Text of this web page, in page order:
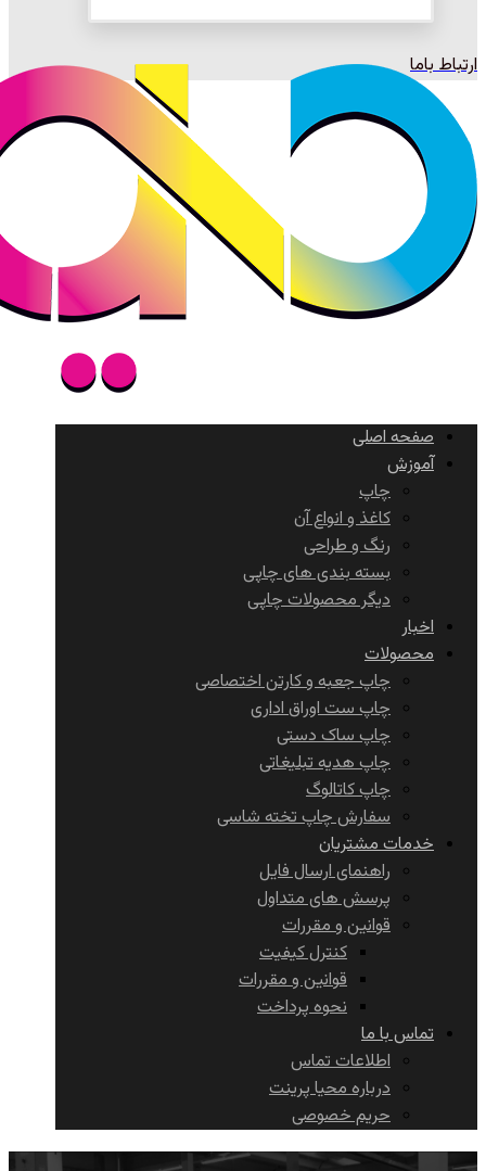
ارتباط باما
صفحه اصلی
آموزش
چاپ
کاغذ و انواع آن
رنگ و طراحی
بسته بندی های چاپی
دیگر محصولات چاپی
اخبار
محصولات
چاپ جعبه و کارتن اختصاصی
چاپ ست اوراق اداری
چاپ ساک دستی
چاپ هدیه تبلیغاتی
چاپ کاتالوگ
سفارش چاپ تخته شاسی
خدمات مشتریان
راهنمای ارسال فایل
پرسش های متداول
قوانین و مقررات
کنترل کیفیت
قوانین و مقررات
نحوه پرداخت
تماس با ما
اطلاعات تماس
درباره محیا پرینت
حریم خصوصی